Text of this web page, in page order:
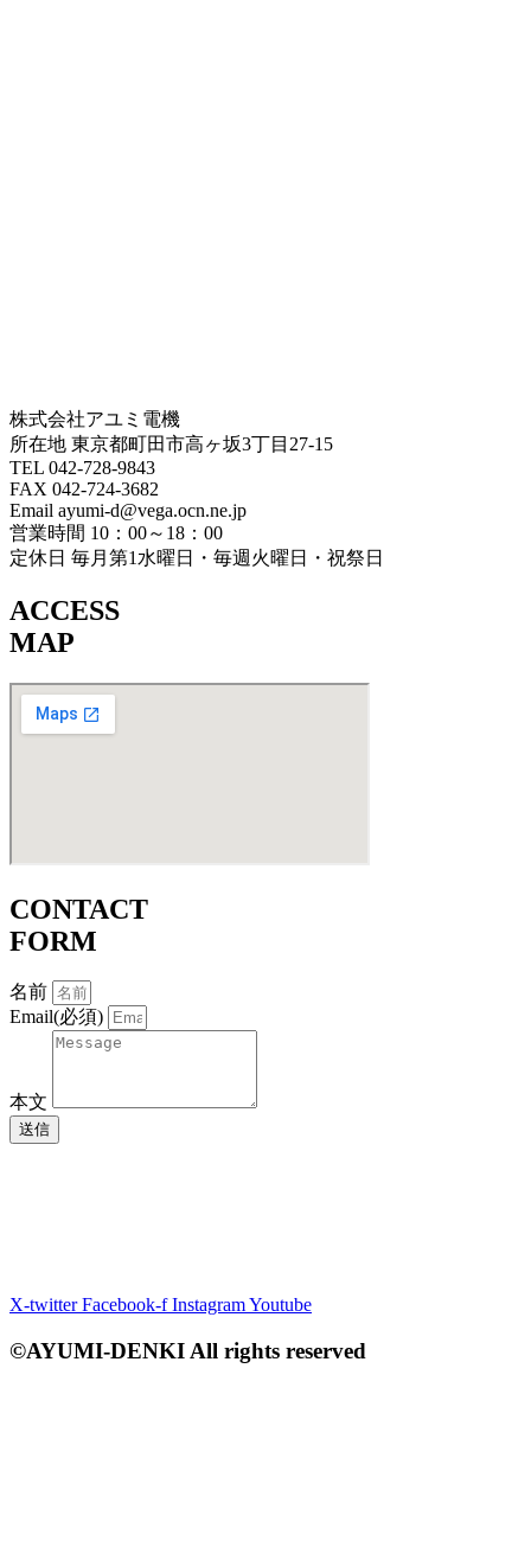
株式会社アユミ電機
所在地 東京都町田市高ヶ坂3丁目27‐15
TEL 042-728-9843
FAX 042-724-3682
Email ayumi-d@vega.ocn.ne.jp
営業時間 10：00～18：00
定休日 毎月第1水曜日・毎週火曜日・祝祭日
ACCESS
MAP
CONTACT
FORM
名前
Email(必須)
本文
送信
X-twitter Facebook-f InstagramYoutube
©AYUMI-DENKI All rights reserved